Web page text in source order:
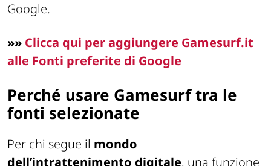
Google.
»» Clicca qui per aggiungere Gamesurf.it
alle Fonti preferite di Google
Perché usare Gamesurf tra le
fonti selezionate
Per chi segue il mondo
dell’intrattenimento digitale, una funzione